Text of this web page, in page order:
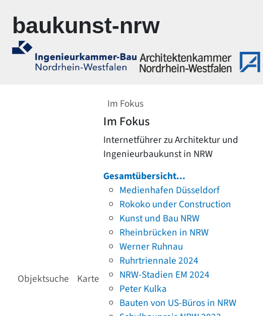
baukunst-nrw
Objektsuche Karte
Im Fokus
Im Fokus
Internetführer zu Architektur und
Ingenieurbaukunst in NRW
Gesamtübersicht...
Medienhafen Düsseldorf
Rokoko under Construction
Kunst und Bau NRW
Rheinbrücken in NRW
Werner Ruhnau
Ruhrtriennale 2024
NRW-Stadien EM 2024
Peter Kulka
Bauten von US-Büros in NRW